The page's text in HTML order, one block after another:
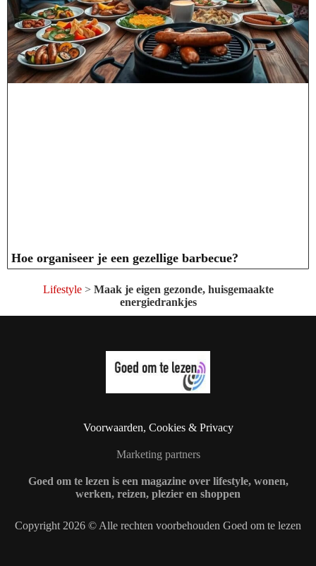
Hoe organiseer je een gezellige barbecue?
Lifestyle> Maak je eigen gezonde, huisgemaakte
energiedrankjes
Voorwaarden, Cookies & Privacy
Marketing partners
Goed om te lezen is een magazine over lifestyle, wonen,
werken, reizen, plezier en shoppen
Copyright 2026 © Alle rechten voorbehouden Goed om te lezen